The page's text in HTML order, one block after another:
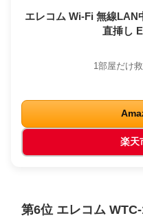
エレコム Wi-Fi 無線LAN
直挿し
1部屋だけ
楽天
第6位 エレコム